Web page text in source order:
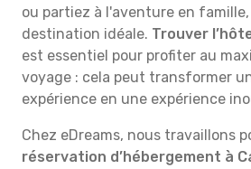
ou partiez à l'aventure en
destination idéale. Trouver
est essentiel pour profiter au
voyage : cela peut transformer
expérience en une expérience
Chez eDreams, nous travaillons
réservation d’hébergement à